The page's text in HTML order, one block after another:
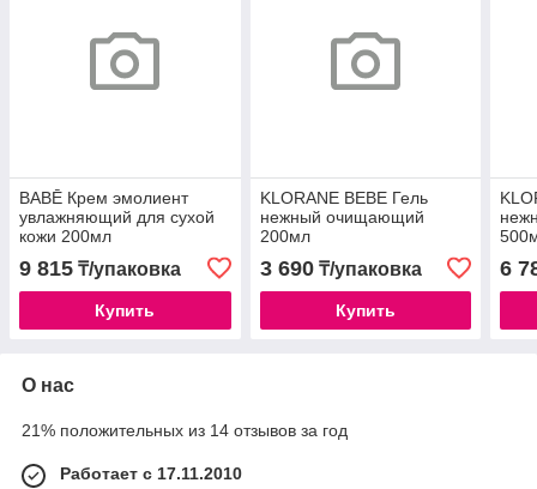
BABĒ Крем эмолиент
увлажняющий для сухой
кожи 200мл
9 815 ₸/упаковка
Купить
KLORANE BEBE Гель
нежный очищающий
200мл
3 690₸/упаковка
Купить
6
О нас
21% положительных из 14 отзывов за год
Работает с 17.11.2010